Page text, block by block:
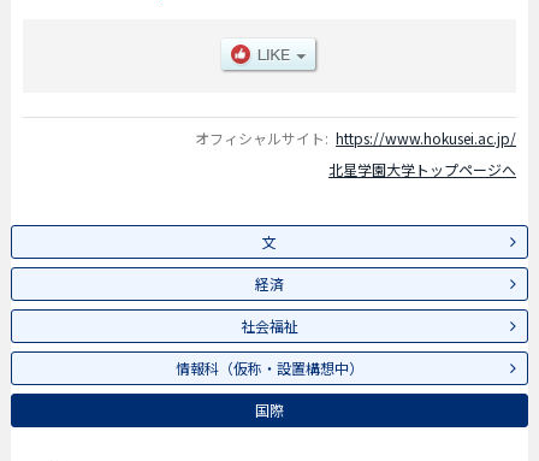
オフィシャルサイト: https://www.hokusei.ac.jp/
北星学園大学トップページへ
文
経済
社会福祉
情報科（仮称・設置構想中）
国際